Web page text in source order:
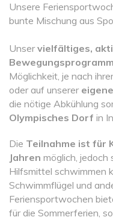
Unsere
bunte Mischung aus
Unservielfältiges,
Bewegungsprogramm
Möglichkeit, je nach
oder auf unserer
die nötige Abkühlung
Olympisches Dorf in
Die Teilnahme ist für
Jahren möglich,
Hilfsmittel schwimmen
Schwimmflügel und
Feriensportwochen
für die Sommerferien,